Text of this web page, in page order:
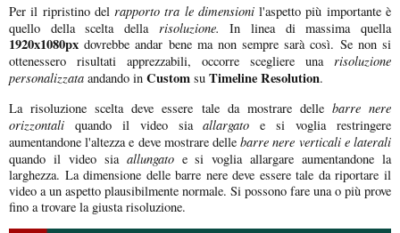
Per il ripristino delrapporto tra le dimensionil'aspetto più importante è
quello della scelta della risoluzione. In linea di massima quella
1920x1080px dovrebbe andar bene ma non sempre sarà così. Se non si
ottenessero risultati apprezzabili, occorre scegliere una risoluzione
personalizzata andando in Custom su Timeline Resolution.
La risoluzione scelta deve essere tale da mostrare delle barre nere
orizzontali quando il video siaallargato e si voglia restringere
aumentandone l'altezza e deve mostrare dellebarre nere verticali e laterali
quando il video sia allungato e si voglia allargare aumentandone la
larghezza. La dimensione delle barre nere deve essere tale da riportare il
video a un aspetto plausibilmente normale. Si possono fare una o più prove
fino a trovare la giusta risoluzione.